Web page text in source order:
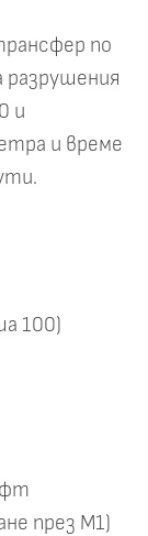
по
разрушения
и
и време
100)
през М1)